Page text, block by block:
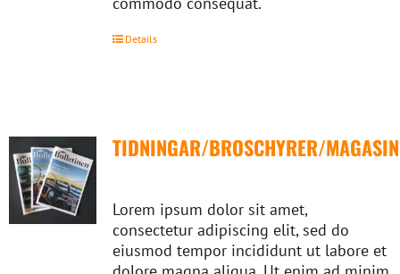
Details
TIDNINGAR/BROSCHYRER/MAGASIN
Lorem ipsum dolor sit amet,
consectetur adipiscing elit, sed do
eiusmod tempor incididunt ut labore et